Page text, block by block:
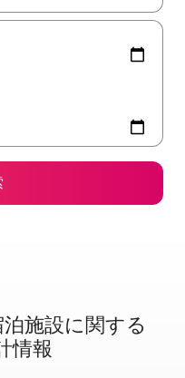
施⁠設⁠に関⁠す⁠る
情⁠報